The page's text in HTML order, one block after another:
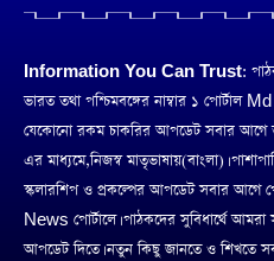
Information You Can Trust:
ভারত তথা পশ্চিমবঙ্গের নাম্বার ১ পোর্টাল
যেকোনো রকম চাকরির আপডেট সবার
এর মাধ্যমে,নিজস্ব মাতৃভাষায়(বাংলা)।
স্কলারশিপ ও প্রকল্পের আপডেট সবার আগে
News পোর্টালে। পাঠকদের সুবিধার্থে
আপডেট দিতে। নতুন কিছু জানতে ও